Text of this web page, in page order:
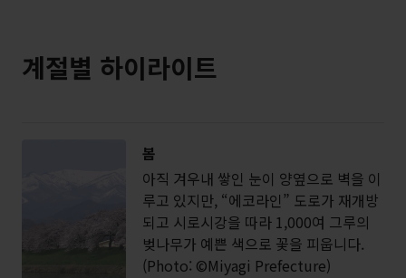
계절별 하이라이트
봄
아직 겨우내 쌓인 눈이 양옆으로 벽을 이
루고 있지만, “에코라인” 도로가 재개방
되고 시로시강을 따라 1,000여 그루의
벚나무가 예쁜 색으로 꽃을 피웁니다.
(Photo: ©Miyagi Prefecture)